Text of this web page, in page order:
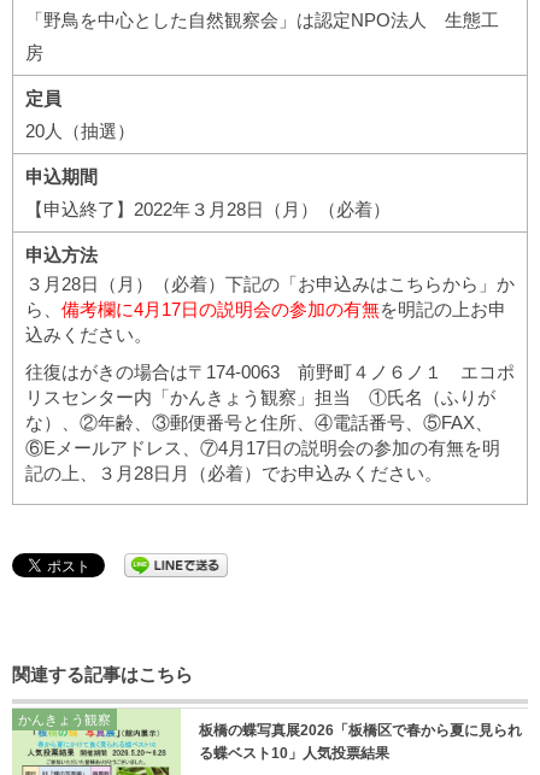
「野鳥を中心とした自然観察会」は認定NPO法人 生態工
房
定員
20人（抽選）
申込期間
【申込終了】2022年３月28日（月）（必着）
申込方法
３月28日（月）（必着）下記の「お申込みはこちらから」か
ら、 備考欄に4月17日の説明会の参加の有無を明記の上お申
込みください。
往復はがきの場合は〒174-0063 前野町４ノ６ノ１ エコポ
リスセンター内「かんきょう観察」担当 ①氏名（ふりが
な）、②年齢、③郵便番号と住所、④電話番号、⑤FAX、
⑥Eメールアドレス、⑦4月17日の説明会の参加の有無を明
記の上、３月28日月（必着）でお申込みください。
関連する記事はこちら
かんきょう観察
板橋の蝶写真展2026「板橋区で春から夏に見られ
る蝶ベスト10」人気投票結果